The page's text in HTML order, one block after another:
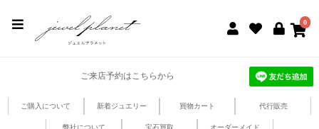
0
ご来店予約はこちらから
ご購入について 新着ジュエリー 買物カート 代行販売
弊社について 宝石買取 オーダーメイド